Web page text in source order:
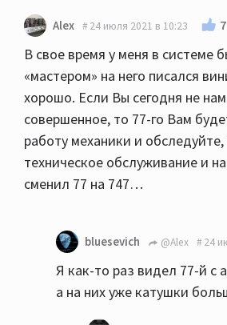
Alex 24 июля 2021 в 10:23 7
В свое время у меня в системе
«мастером» на него писался
хорошо. Если Вы сегодня не
совершенное, то 77-го Вам
работу механики и
техническое обслуживание и
сменил 77 на 747…
bluesevich @Alex 24
Я как-то раз видел 77-й с
а на них уже катушки